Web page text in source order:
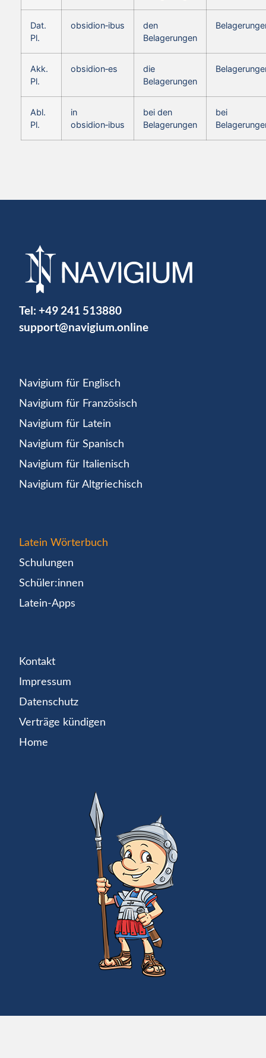
Dat.
Pl.
obsidion‑ibus
den
Belagerungen
Akk.
Pl.
obsidion‑es
die
Belagerungen
Abl.
Pl.
in
obsidion‑ibus
bei den
Belagerungen
bei
Tel: +49 241 513880
support@navigium.online
Navigium für Englisch
Navigium für Französisch
Navigium für Latein
Navigium für Spanisch
Navigium für Italienisch
Navigium für Altgriechisch
Latein Wörterbuch
Schulungen
Schüler:innen
Latein-Apps
Kontakt
Impressum
Datenschutz
Verträge kündigen
Home